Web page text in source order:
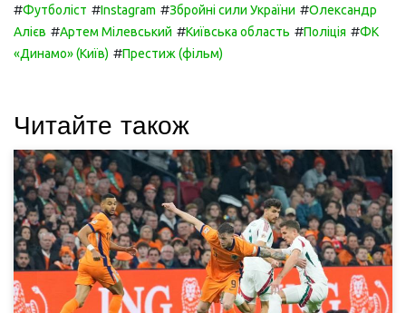
#Футболіст #Instagram #Збройні сили України #Олександр
Алієв #Артем Мілевський #Київська область #Поліція #ФК
«Динамо» (Київ) #Престиж (фільм)
Читайте також